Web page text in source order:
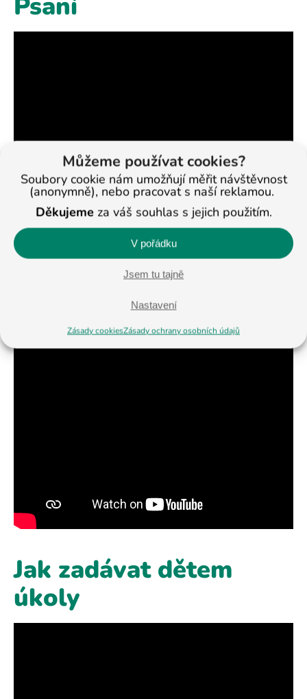
Můžeme používat cookies?
Soubory cookie nám umožňují měřit návštěvnost
(anonymně), nebo pracovat s naší reklamou.
Děkujemeza váš souhlas s jejich použitím.
V pořádku
Jsem tu tajně
Nastavení
Zásady cookiesZásady ochrany osobních údajů
Trénujeme počítání
Jak zadávat dětem
úkoly